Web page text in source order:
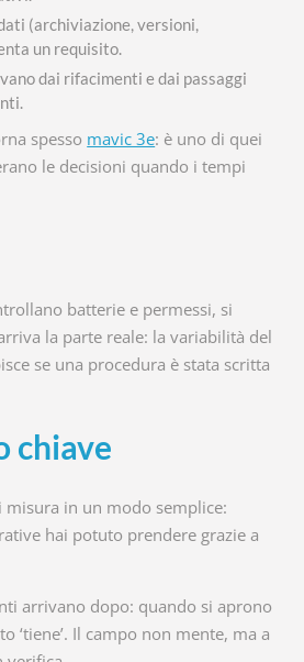
(archiviazione, versioni,
un requisito.
dai rifacimenti e dai passaggi
spesso mavic 3e: è uno di quei
le decisioni quando i tempi
batterie e permessi, si
la parte reale: la variabilità del
se una procedura è stata scritta
chiave
in un modo semplice:
hai potuto prendere grazie a
arrivano dopo: quando si aprono
‘tiene’. Il campo non mente, ma a